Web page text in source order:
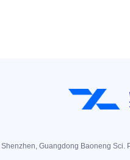
Shenzhen, Guangdong Baoneng Sci.